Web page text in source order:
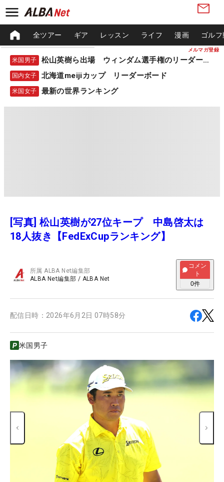
メルマガ登録
全ツアー ギア レッスン ライフ 漫画 ゴル
米国男子 松山英樹ら出場 ウィンダム選手権のリーダーボード
国内女子 北海道meijiカップ リーダーボード
米国女子 最新の世界ランキング
[写真] 松山英樹が27位キープ 中島啓太は
18人抜き【FedExCupランキング】
所属ALBA Net編集部
ALBA Net編集部 / ALBA Net
コメン
ト
0件
配信日時： 2026年6月2日 07時58分
米国男子